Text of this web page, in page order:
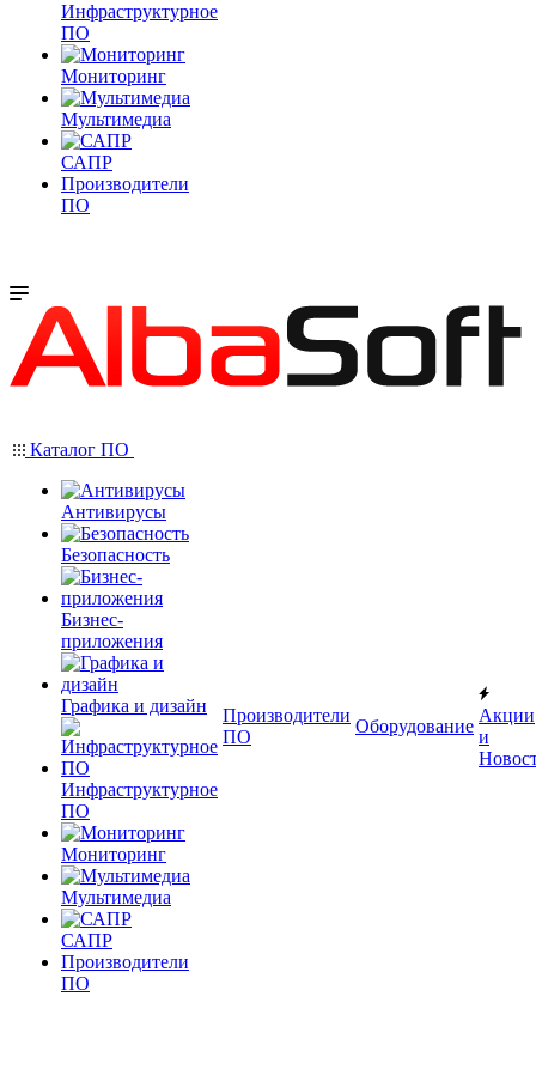
Инфраструктурное
ПО
Мониторинг
Мультимедиа
САПР
Производители
ПО
Каталог ПО
Антивирусы
Безопасность
Бизнес-
приложения
Графика и дизайн
Инфраструктурное
ПО
Мониторинг
Мультимедиа
САПР
Производители
ПО
Производители
ПО
Оборудование
Акции
и